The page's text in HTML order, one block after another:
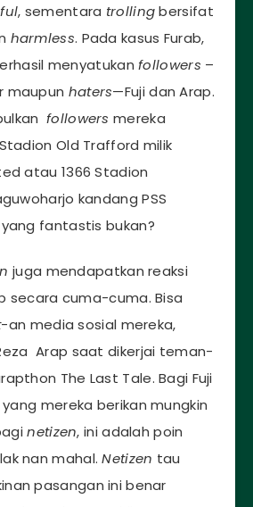
, sementara trollingbersifat
harmless. Pada kasus Furab,
menyatukanfollowers –
maupun haters—Fuji dan Arap.
followersmereka
Old Trafford milik
atau 1366 Stadion
kandang PSS
fantastis bukan?
juga mendapatkan reaksi
secara cuma-cuma. Bisa
-an media sosial mereka,
Arap saat dikerjai teman-
The Last Tale. Bagi Fuji
mereka berikan mungkin
netizen, ini adalah poin
nan mahal.Netizen tau
pasangan ini benar